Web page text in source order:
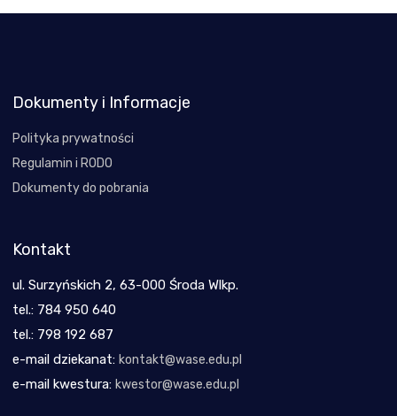
Dokumenty i Informacje
Polityka prywatności
Regulamin i RODO
Dokumenty do pobrania
Kontakt
ul. Surzyńskich 2, 63-000 Środa Wlkp.
tel.: 784 950 640
tel.: 798 192 687
e-mail dziekanat: kontakt@wase.edu.pl
e-mail kwestura: kwestor@wase.edu.pl